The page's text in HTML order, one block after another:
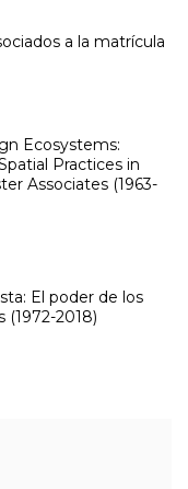
a la matrícula
Ecosystems:
Practices in
Associates (1963-
El poder de los
2018)